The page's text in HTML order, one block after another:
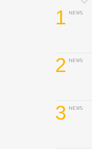
1 NEWS
2 NEWS
3 NEWS